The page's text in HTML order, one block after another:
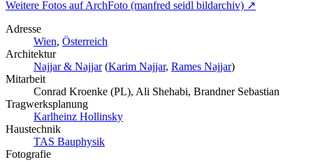
Weitere Fotos auf ArchFoto (manfred seidl bildarchiv) ↗
Adresse
Wien, Österreich
Architektur
Najjar & Najjar(Karim Najjar, Rames Najjar)
Mitarbeit
Conrad Kroenke (PL), Ali Shehabi, Brandner Sebastian
Tragwerksplanung
Karlheinz Hollinsky
Haustechnik
TAS Bauphysik
Fotografie